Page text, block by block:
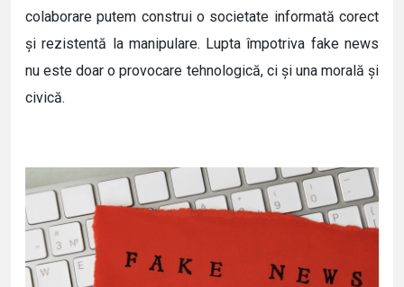
colaborare putem construi o societate informată corect
și rezistentă la manipulare. Lupta împotriva fake news
nu este doar o provocare tehnologică, ci și una morală și
civică.